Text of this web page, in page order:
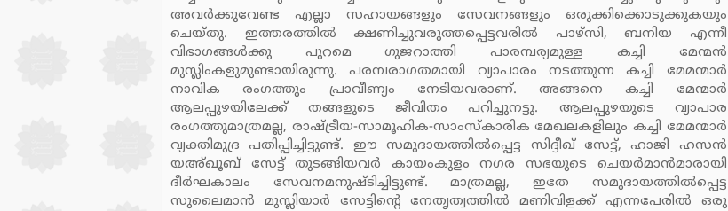
അവര്‍ക്കുവേണ്ട എല്ലാ സഹായങ്ങളും സേവനങ്ങളും ഒരുക്കിക്കൊടുക്കുകയും
ചെയ്തു. ഇത്തരത്തില്‍ ക്ഷണിച്ചുവരുത്തപ്പെട്ടവരില്‍ പാഴ്‌സി, ബനിയ എന്നീ
വിഭാഗങ്ങള്‍ക്കു പുറമെ ഗുജറാത്തി പാരമ്പര്യമുള്ള കച്ചി മേന്മന്‍
മുസ്ലിംകളുമുണ്ടായിരുന്നു. പരമ്പരാഗതമായി വ്യാപാരം നടത്തുന്ന കച്ചി മേമന്മാര്‍
നാവിക രംഗത്തും പ്രാവീണ്യം നേടിയവരാണ്. അങ്ങനെ കച്ചി മേന്മാര്‍
ആലപ്പുഴയിലേക്ക് തങ്ങളുടെ ജീവിതം പറിച്ചുനട്ടു. ആലപ്പുഴയുടെ വ്യാപാര
രംഗത്തുമാത്രമല്ല, രാഷ്ട്രീയ-സാമൂഹിക-സാംസ്‌കാരിക മേഖലകളിലും കച്ചി മേമന്മാര്‍
വ്യക്തിമുദ്ര പതിപ്പിച്ചിട്ടുണ്ട്. ഈ സമുദായത്തില്‍പ്പെട്ട സിദ്ദീഖ് സേട്ട്, ഹാജി ഹസന്‍
യഅ്ഖൂബ് സേട്ട് തുടങ്ങിയവര്‍ കായംകുളം നഗര സഭയുടെ ചെയര്‍മാന്‍മാരായി
ദീര്‍ഘകാലം സേവനമനുഷ്ടിച്ചിട്ടുണ്ട്. മാത്രമല്ല, ഇതേ സമുദായത്തില്‍പ്പെട്ട
സുലൈമാന്‍ മുസ്ലിയാര്‍ സേട്ടിന്റെ നേതൃത്വത്തില്‍ മണിവിളക്ക് എന്നപേരില്‍ ഒരു